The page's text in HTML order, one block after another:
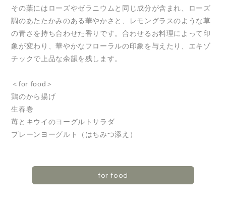
その葉にはローズやゼラニウムと同じ成分が含まれ、ローズ
調のあたたかみのある華やかさと、レモングラスのような草
の青さを持ち合わせた香りです。合わせるお料理によって印
象が変わり、華やかなフローラルの印象を与えたり、エキゾ
チックで上品な余韻を残します。
＜for food＞
鶏のから揚げ
生春巻
苺とキウイのヨーグルトサラダ
プレーンヨーグルト（はちみつ添え）
for food